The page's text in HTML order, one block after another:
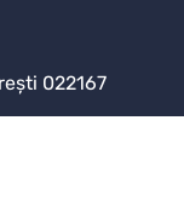
022167